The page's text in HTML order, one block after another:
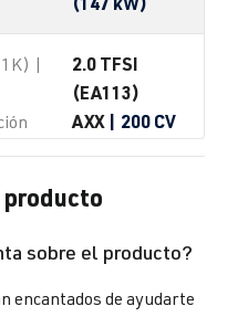
|
2.0 TFSI
(EA113)
AXX | 200 CV
1K) |
2.0 TFSI
BPY
(147 kW)
producto
sobre el producto?
encantados de ayudarte